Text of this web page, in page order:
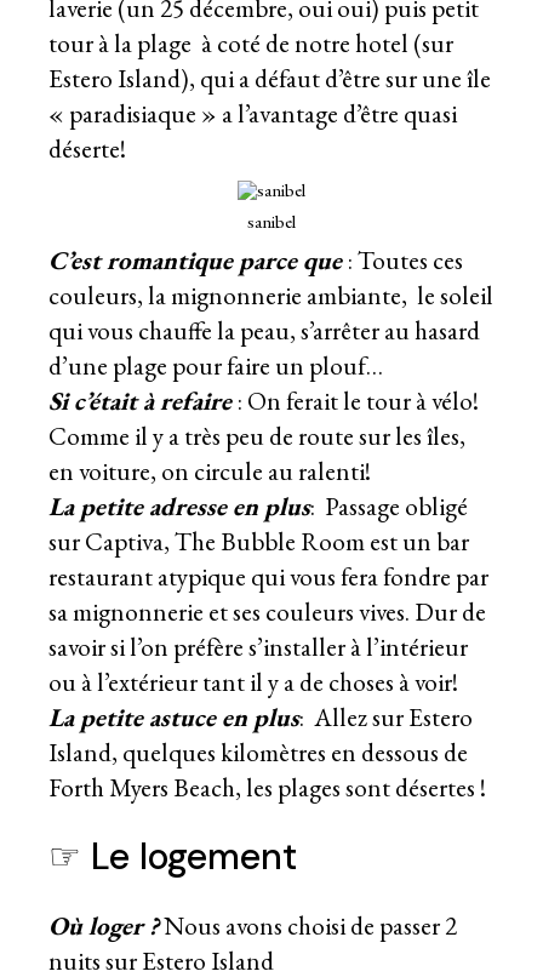
laverie (un 25 décembre, oui oui) puis petit
tour à la plage à coté de notre hotel (sur
Estero Island), qui a défaut d’être sur une île
« paradisiaque » a l’avantage d’être quasi
déserte!
sanibel
C’est romantique parce que: Toutes ces
couleurs, la mignonnerie ambiante, le soleil
qui vous chauffe la peau, s’arrêter au hasard
d’une plage pour faire un plouf…
Si c’était à refaire : On ferait le tour à vélo!
Comme il y a très peu de route sur les îles,
en voiture, on circule au ralenti!
La petite adresse en plus: Passage obligé
sur Captiva, The Bubble Room est un bar
restaurant atypique qui vous fera fondre par
sa mignonnerie et ses couleurs vives. Dur de
savoir si l’on préfère s’installer à l’intérieur
ou à l’extérieur tant il y a de choses à voir!
La petite astuce en plus: Allez sur Estero
Island, quelques kilomètres en dessous de
Forth Myers Beach, les plages sont désertes !
☞ Le logement
Où loger ?Nous avons choisi de passer 2
nuits sur Estero Island